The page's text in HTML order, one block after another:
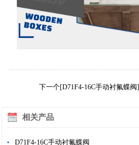
下一个[D71F4-16C手动衬氟蝶阀]
相关产品
D71F4-16C手动衬氟蝶阀